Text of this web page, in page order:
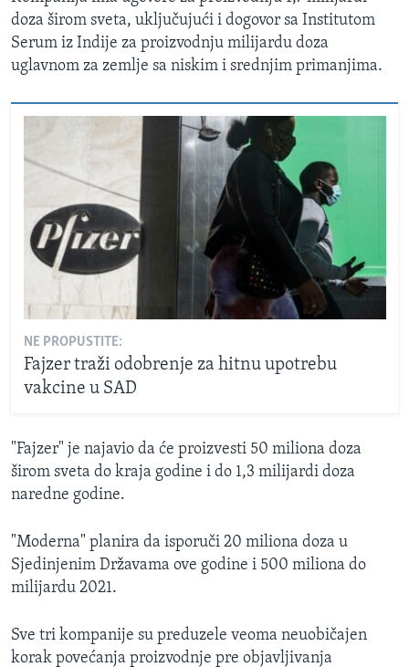
doza širom sveta, uključujući i dogovor sa Institutom
Serum iz Indije za proizvodnju milijardu doza
uglavnom za zemlje sa niskim i srednjim primanjima.
NE PROPUSTITE:
Fajzer traži odobrenje za hitnu upotrebu
vakcine u SAD
"Fajzer" je najavio da će proizvesti 50 miliona doza
širom sveta do kraja godine i do 1,3 milijardi doza
naredne godine.
"Moderna" planira da isporuči 20 miliona doza u
Sjedinjenim Državama ove godine i 500 miliona do
milijardu 2021.
Sve tri kompanije su preduzele veoma neuobičajen
korak povećanja proizvodnje pre objavljivanja